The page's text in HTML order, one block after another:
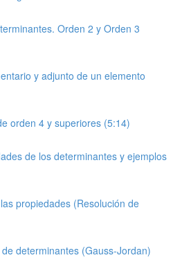
Orden 2 y Orden 3
y adjunto de un elemento
orden 4 y superiores (5:14)
de los determinantes y ejemplos
propiedades (Resolución de
determinantes (Gauss-Jordan)